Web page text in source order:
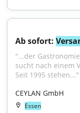
Ab sofort:
"...der
sucht nach einem
Seit 1995 stehen..."
CEYLAN GmbH
Essen